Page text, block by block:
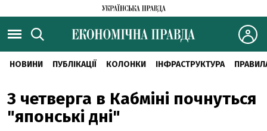
НОВИНИ ПУБЛІКАЦІЇ КОЛОНКИ ІНФРАСТРУКТУРА
З четверга в Кабміні почнуться
"японські дні"